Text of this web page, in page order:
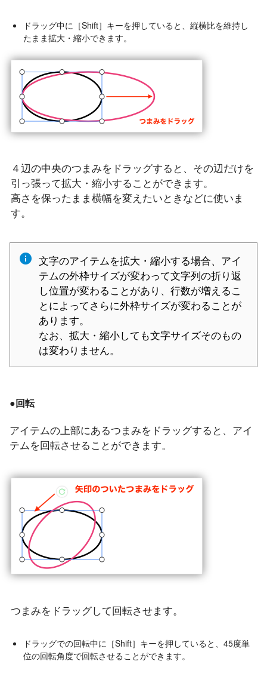
ドラッグ中に［Shift］キーを押していると、縦横比を維持し
たまま拡大・縮小できます。
４辺の中央のつまみをドラッグすると、その辺だけを
引っ張って拡大・縮小することができます。
高さを保ったまま横幅を変えたいときなどに使いま
す。
文字のアイテムを拡大・縮小する場合、アイ
テムの外枠サイズが変わって文字列の折り返
し位置が変わることがあり、行数が増えるこ
とによってさらに外枠サイズが変わることが
あります。
なお、拡大・縮小しても文字サイズそのもの
は変わりません。
●回転
アイテムの上部にあるつまみをドラッグすると、アイ
テムを回転させることができます。
つまみをドラッグして回転させます。
ドラッグでの回転中に［Shift］キーを押していると、45度単
位の回転角度で回転させることができます。